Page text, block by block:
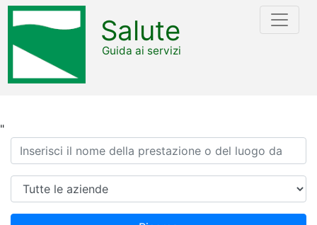
"
Salute
Guida ai servizi
Ricerca
Azienda